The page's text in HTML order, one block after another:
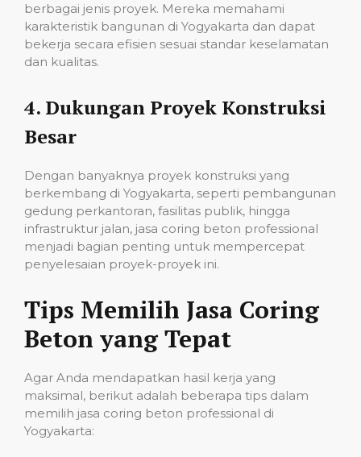
berbagai jenis proyek. Mereka memahami
karakteristik bangunan di Yogyakarta dan dapat
bekerja secara efisien sesuai standar keselamatan
dan kualitas.
4. Dukungan Proyek Konstruksi
Besar
Dengan banyaknya proyek konstruksi yang
berkembang di Yogyakarta, seperti pembangunan
gedung perkantoran, fasilitas publik, hingga
infrastruktur jalan, jasa coring beton professional
menjadi bagian penting untuk mempercepat
penyelesaian proyek-proyek ini.
Tips Memilih Jasa Coring
Beton yang Tepat
Agar Anda mendapatkan hasil kerja yang
maksimal, berikut adalah beberapa tips dalam
memilih jasa coring beton professional di
Yogyakarta: